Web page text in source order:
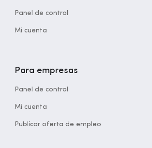
Panel de control
Mi cuenta
Para empresas
Panel de control
Mi cuenta
Publicar oferta de empleo